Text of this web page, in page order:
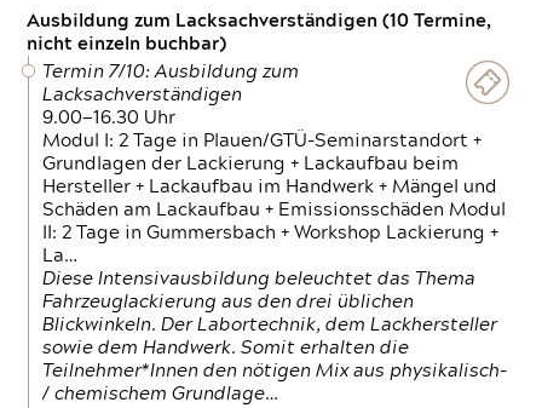
Ausbildung zum Lacksachverständigen (10 Termine,
nicht einzeln buchbar)
Termin 7/10: Ausbildung zum
Lacksachverständigen
9.00—16.30 Uhr
Modul I: 2 Tage in Plauen/GTÜ-Seminarstandort +
Grundlagen der Lackierung + Lackaufbau beim
Hersteller + Lackaufbau im Handwerk + Mängel und
Schäden am Lackaufbau + Emissionsschäden Modul
II: 2 Tage in Gummersbach + Workshop Lackierung +
La…
Diese Intensivausbildung beleuchtet das Thema
Fahrzeuglackierung aus den drei üblichen
Blickwinkeln. Der Labortechnik, dem Lackhersteller
sowie dem Handwerk. Somit erhalten die
Teilnehmer*Innen den nötigen Mix aus physikalisch-
/ chemischem Grundlage…